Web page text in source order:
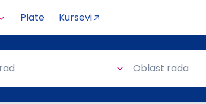
Plate Kursevi
Oblast rada